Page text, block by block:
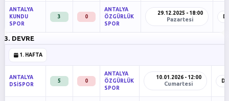
ANTALYA
KUNDU
SPOR
3 0
ANTALYA
ÖZGÜRLÜK
SPOR
29.12.2025 - 18:00
Pazartesi
3. DEVRE
1. HAFTA
ANTALYA
DSİSPOR
5 0
ANTALYA
ÖZGÜRLÜK
SPOR
10.01.2026 - 12:00
Cumartesi